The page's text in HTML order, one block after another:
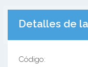
Detalles de
Código: